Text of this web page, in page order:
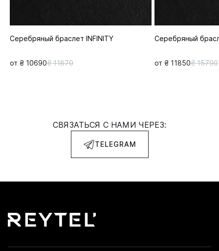
Серебряный браслет INFINITY
от ₴ 10690₴ 11870
Серебряный
от ₴ 11850₴ 15790
СВЯЗАТЬСЯ С НАМИ ЧЕРЕЗ:
TELEGRAM